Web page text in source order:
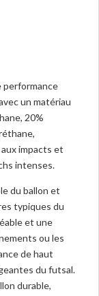
performance
un matériau
20%
impacts et
intenses.
du ballon et
typiques du
et une
ou les
de haut
du futsal.
durable,